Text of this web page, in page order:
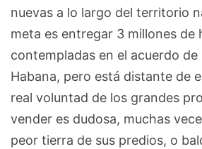
nuevas a lo largo del territorio
meta es entregar 3 millones de
contempladas en el acuerdo de
Habana, pero está distante de
real voluntad de los grandes
vender es dudosa, muchas
peor tierra de sus predios, o